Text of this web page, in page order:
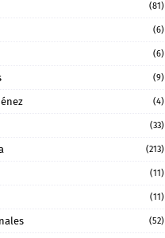
(81)
(6)
(6)
(9)
(4)
(33)
(213)
(11)
(11)
(52)